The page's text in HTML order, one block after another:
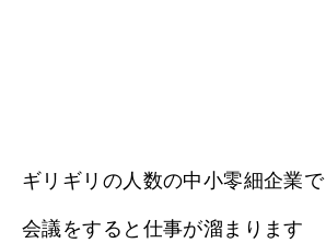
ギリギリの人数の中小零細企業で
会議をすると仕事が溜まります